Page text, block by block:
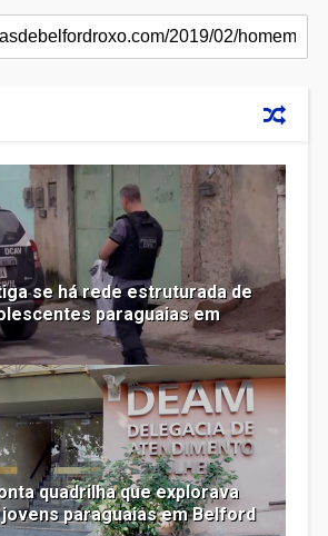
se há rede estruturada de
paraguaias em
quadrilha que explorava
paraguaias em Belford